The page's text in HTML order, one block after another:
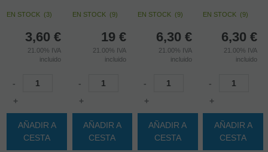
EN STOCK (3)
3,60 €
21.00% IVA
incluido
-
+
AÑADIR A
CESTA
EN STOCK (9)
19 €
21.00% IVA
incluido
-
+
AÑADIR A
CESTA
EN STOCK (9)
6,30 €
21.00% IVA
incluido
-
+
AÑADIR A
CESTA
EN STOCK (9)
6,30 €
21.00% IVA
incluido
-
+
AÑADIR A
CESTA